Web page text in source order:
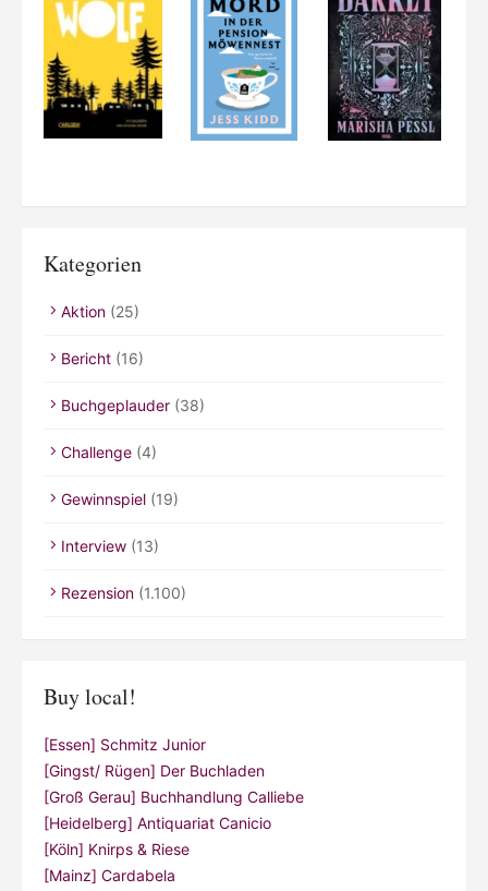
Kategorien
Aktion (25)
Bericht (16)
Buchgeplauder (38)
Challenge (4)
Gewinnspiel (19)
Interview (13)
Rezension (1.100)
Buy local!
[Essen] Schmitz Junior
[Gingst/ Rügen] Der Buchladen
[Groß Gerau] Buchhandlung Calliebe
[Heidelberg] Antiquariat Canicio
[Köln] Knirps & Riese
[Mainz] Cardabela